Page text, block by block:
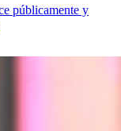
públicamente y